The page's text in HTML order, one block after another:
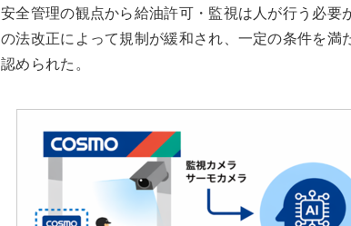
安全管理の観点から給油許可・監視は人が行う必要
の法改正によって規制が緩和され、一定の条件を満
認められた。